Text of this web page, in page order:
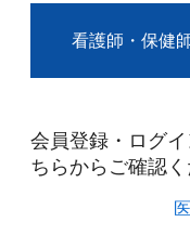
看護師・保健
会員登録・ログ
ちらからご確認く